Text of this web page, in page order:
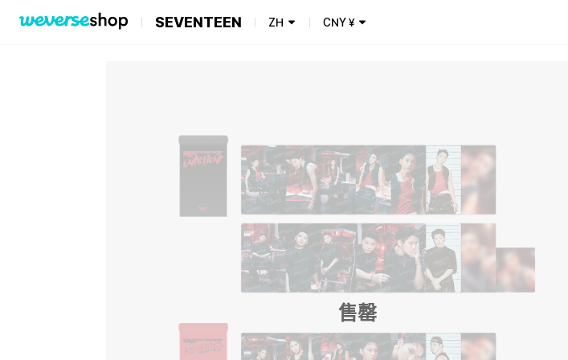
SEVENTEEN ZH CNY¥
售罄